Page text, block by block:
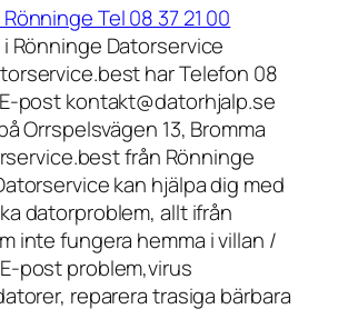
Tel 08 37 21 00
Rönninge Datorservice
har Telefon 08
post kontakt@datorhjalp.se
Orrspelsvägen 13, Bromma
från Rönninge
kan hjälpa dig med
datorproblem, allt ifrån
inte fungera hemma i villan /
post problem,virus
reparera trasiga bärbara